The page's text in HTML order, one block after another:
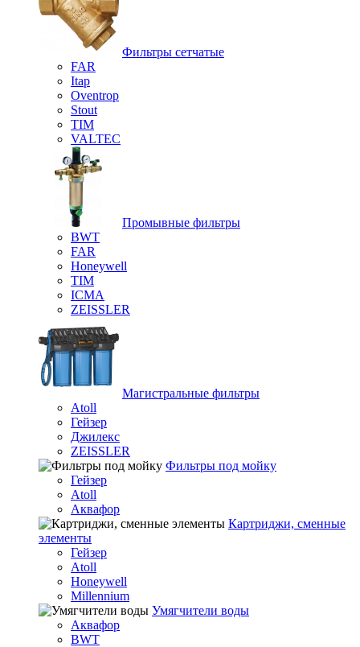
Фильтры сетчатые
FAR
Itap
Oventrop
Stout
TIM
VALTEC
Промывные фильтры
BWT
FAR
Honeywell
TIM
ICMA
ZEISSLER
Магистральные фильтры
Atoll
Гейзер
Джилекс
ZEISSLER
Фильтры под мойку
Гейзер
Atoll
Аквафор
Картриджи, сменные
элементы
Гейзер
Atoll
Honeywell
Millennium
Умягчители воды
Аквафор
BWT